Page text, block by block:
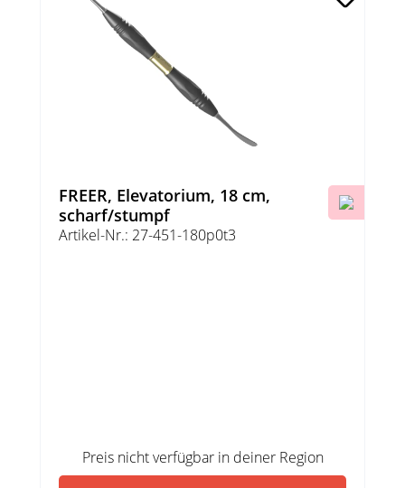
FREER, Elevatorium, 18 cm,
scharf/stumpf
Artikel-Nr.: 27-451-180p0t3
Preis nicht verfügbar in deiner Region